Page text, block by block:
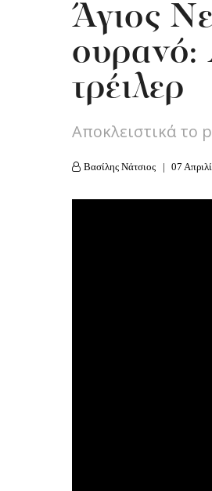
Άγιος
ουρανό:
τρέιλερ
Αποκλειστικά το
Βασίλης Νάτσιος 07